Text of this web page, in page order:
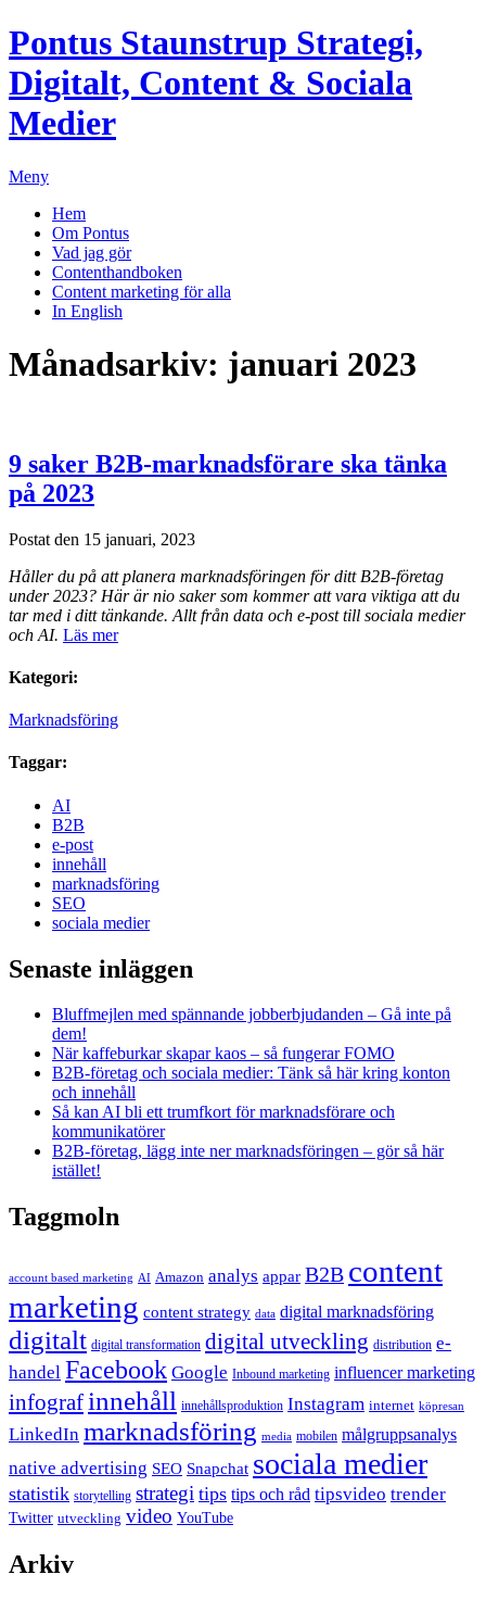
Pontus Staunstrup Strategi,
Digitalt, Content & Sociala
Medier
Meny
Hem
Om Pontus
Vad jag gör
Contenthandboken
Content marketing för alla
In English
Månadsarkiv: januari 2023
9 saker B2B-marknadsförare ska tänka
på 2023
Postat den 15 januari, 2023
Håller du på att planera marknadsföringen för ditt B2B-företag
under 2023? Här är nio saker som kommer att vara viktiga att du
tar med i ditt tänkande. Allt från data och e-post till sociala medier
och AI. Läs mer
Kategori:
Marknadsföring
Taggar:
AI
B2B
e-post
innehåll
marknadsföring
SEO
sociala medier
Senaste inläggen
Bluffmejlen med spännande jobberbjudanden – Gå inte på
dem!
När kaffeburkar skapar kaos – så fungerar FOMO
B2B-företag och sociala medier: Tänk så här kring konton
och innehåll
Så kan AI bli ett trumfkort för marknadsförare och
kommunikatörer
B2B-företag, lägg inte ner marknadsföringen – gör så här
istället!
Taggmoln
account based marketing AI Amazon analys appar B2B content
marketing content strategy data digital marknadsföring
digitalt digital transformation digital utveckling distribution e-
handel Facebook Google Inbound marketing influencer marketing
infograf innehåll innehållsproduktion Instagram internet köpresan
LinkedIn marknadsföring media mobilen målgruppsanalys
native advertising SEO Snapchat sociala medier
statistik storytelling strategi tips tips och råd tipsvideo trender
Twitter utveckling video YouTube
Arkiv